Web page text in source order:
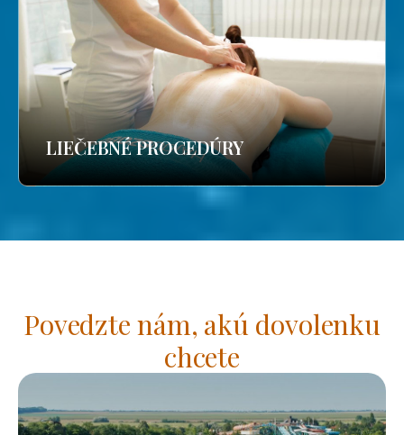
LIEČEBNÉ PROCEDÚRY
Povedzte nám, akú dovolenku
chcete